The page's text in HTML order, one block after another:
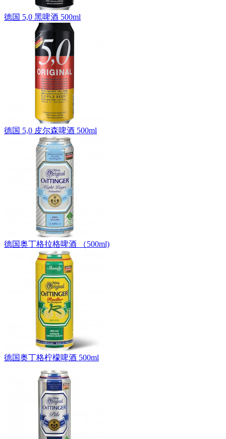
德国 5,0 黑啤酒 500ml
德国 5,0 皮尔森啤酒 500ml
德国奥丁格拉格啤酒 （500ml)
德国奥丁格柠檬啤酒 500ml